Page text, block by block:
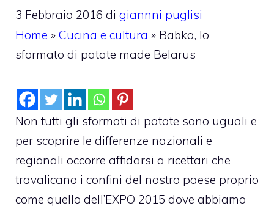
3 Febbraio 2016 di giannni puglisi
Home » Cucina e cultura » Babka, lo
sformato di patate made Belarus
Non tutti gli sformati di patate sono uguali e
per scoprire le differenze nazionali e
regionali occorre affidarsi a ricettari che
travalicano i confini del nostro paese proprio
come quello dell’EXPO 2015 dove abbiamo